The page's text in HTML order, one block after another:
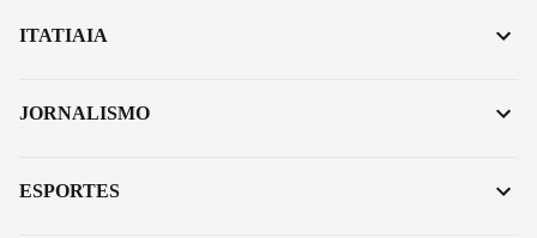
ITATIAIA
JORNALISMO
ESPORTES